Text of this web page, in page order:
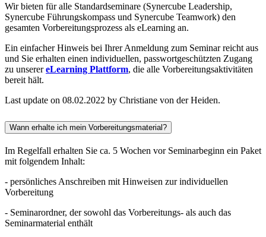
Wir bieten für alle Standardseminare (Synercube Leadership,
Synercube Führungskompass und Synercube Teamwork) den
gesamten Vorbereitungsprozess als eLearning an.
Ein einfacher Hinweis bei Ihrer Anmeldung zum Seminar reicht aus
und Sie erhalten einen individuellen, passwortgeschützten Zugang
zu unserereLearning Plattform, die alle Vorbereitungsaktivitäten
bereit hält.
Last update on 08.02.2022 by Christiane von der Heiden.
Wann erhalte ich mein Vorbereitungsmaterial?
Im Regelfall erhalten Sie ca. 5 Wochen vor Seminarbeginn ein Paket
mit folgendem Inhalt:
- persönliches Anschreiben mit Hinweisen zur individuellen
Vorbereitung
- Seminarordner, der sowohl das Vorbereitungs- als auch das
Seminarmaterial enthält